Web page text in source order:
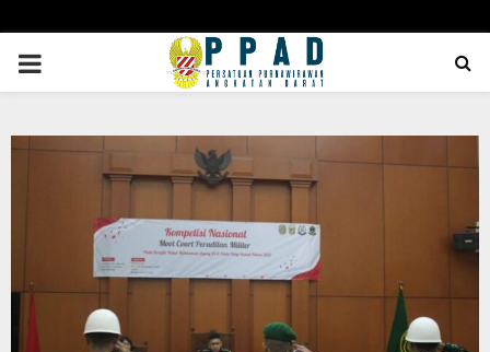
PRIMARY